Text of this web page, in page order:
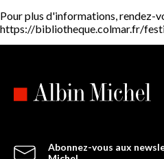
Pour plus d'informations, rendez-
https://bibliotheque.colmar.fr/
Abonnez-vous aux